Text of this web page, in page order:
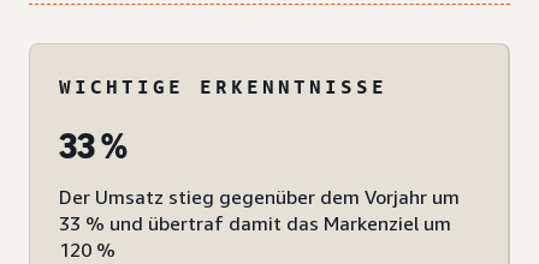
WICHTIGE ERKENNTNISSE
33 %
Der Umsatz stieg gegenüber dem Vorjahr um
33 % und übertraf damit das Markenziel um
120 %